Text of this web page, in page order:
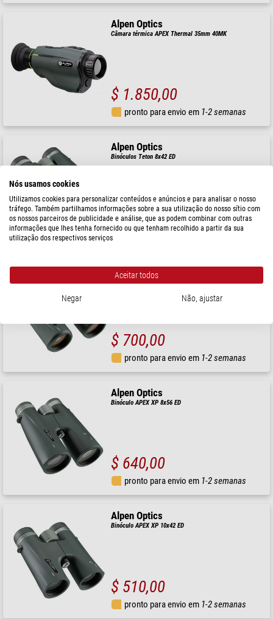
Alpen Optics
Câmara térmica APEX Thermal 35mm 40MK
$ 1.850,00
pronto para envio em 1-2 semanas
Alpen Optics
Binóculos Teton 8x42 ED
$ 700,00
pronto para envio em 1-2 semanas
Alpen Optics
Binóculos Teton 10x42 ED
$ 700,00
pronto para envio em 1-2 semanas
Alpen Optics
Binóculo APEX XP 8x56 ED
$ 640,00
pronto para envio em 1-2 semanas
Alpen Optics
Binóculo APEX XP 10x42 ED
$ 510,00
pronto para envio em 1-2 semanas
Nós usamos cookies
Utilizamos cookies para personalizar conteúdos e anúncios e para analisar o nosso
tráfego. Também partilhamos informações sobre a sua utilização do nosso sítio com
os nossos parceiros de publicidade e análise, que as podem combinar com outras
informações que lhes tenha fornecido ou que tenham recolhido a partir da sua
utilização dos respectivos serviços
Aceitar todos
Negar Não, ajustar